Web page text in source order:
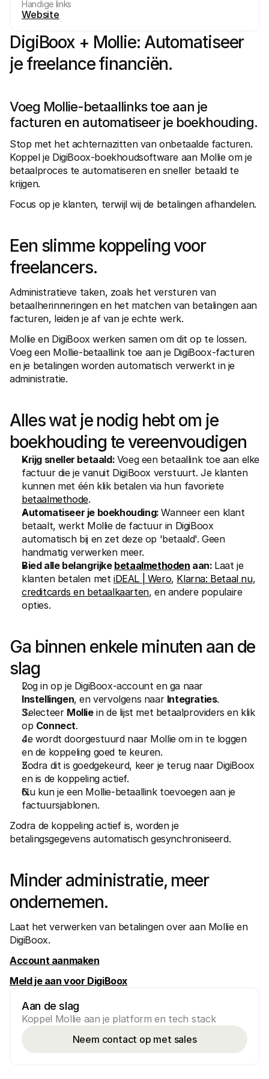
Handige links
Website
DigiBoox + Mollie: Automatiseer
je freelance financiën.
Voeg Mollie-betaallinks toe aan je
facturen en automatiseer je boekhouding.
Stop met het achternazitten van onbetaalde facturen.
Koppel je DigiBoox-boekhoudsoftware aan Mollie om je
betaalproces te automatiseren en sneller betaald te
krijgen.
Focus op je klanten, terwijl wij de betalingen afhandelen.
Een slimme koppeling voor
freelancers.
Administratieve taken, zoals het versturen van
betaalherinneringen en het matchen van betalingen aan
facturen, leiden je af van je echte werk.
Mollie en DigiBoox werken samen om dit op te lossen.
Voeg een Mollie-betaallink toe aan je DigiBoox-facturen
en je betalingen worden automatisch verwerkt in je
administratie.
Alles wat je nodig hebt om je
boekhouding te vereenvoudigen
Krijg sneller betaald: Voeg een betaallink toe aan elke
factuur die je vanuit DigiBoox verstuurt. Je klanten
betaalmethode.
Automatiseer je boekhouding: Wanneer een klant
betaalt, werkt Mollie de factuur in DigiBoox
automatisch bij en zet deze op 'betaald'. Geen
handmatig verwerken meer.
Bied alle belangrijke betaalmethoden aan: Laat je
klanten betalen met iDEAL | Wero, Klarna: Betaal nu
creditcards en betaalkaarten, en andere populaire
opties.
Ga binnen enkele minuten aan de
slag
Instellingen, en vervolgens naar Integraties.
Selecteer Mollie in de lijst met betaalproviders en klik
op Connect.
Je wordt doorgestuurd naar Mollie om in te loggen
en de koppeling goed te keuren.
Zodra dit is goedgekeurd, keer je terug naar DigiBoox
en is de koppeling actief.
Nu kun je een Mollie-betaallink toevoegen aan je
factuursjablonen.
Zodra de koppeling actief is, worden je
betalingsgegevens automatisch gesynchroniseerd.
Minder administratie, meer
ondernemen.
Laat het verwerken van betalingen over aan Mollie en
DigiBoox.
Account aanmaken
Meld je aan voor DigiBoox
Aan de slag
Koppel Mollie aan je platform en tech stack
Neem contact op met sales
Ontdek documentatie en updates voor developers
Libraries
Integreer Mollie met kant-en-klare pakketten
Word lid van onze developer community Blij
Over Mollie
Prijzen
Bekijk onze tarieven
Over ons
Maak kennis met ons verhaal en
onze waarden
Vacatures
Kom werken bij Mollie. Ontdek de
vacatures!
Mollie
Contact
Waarom zie je Mollie op je bankafschrift?
Voor Mollie-klanten
Neem contact op met Customer Support
Contact met sales